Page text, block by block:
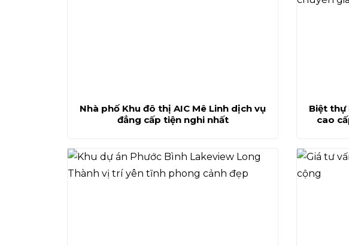
Nhà phố Khu đô thị AIC Mê Linh dịch vụ
đẳng cấp tiện nghi nhất
Biệt thự
cao